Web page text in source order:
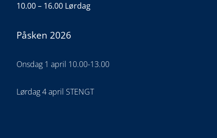
10.00 – 16.00 Lørdag
Påsken 2026
Onsdag 1 april 10.00-13.00
Lørdag 4 april STENGT